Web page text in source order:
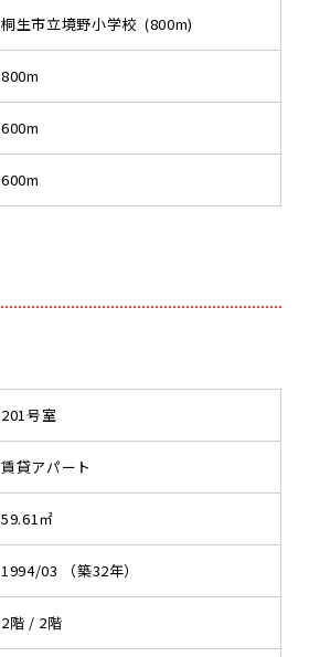
桐生市立境野小学校 (800m)
800m
600m
600m
201号室
賃貸アパート
59.61㎡
1994/03 （築32年）
2階 / 2階